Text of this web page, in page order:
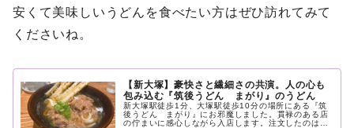
安くて美味しいうどんを食べたい方はぜひ訪れてみて
くださいね。
【新大塚】豪快さと繊細さの共演。人の心も
包み込む『筑後うどん まがり』のうどん
新大塚駅徒歩1分、大塚駅徒歩10分の場所にある『筑
後うどん まがり』にお邪魔しました。貫禄のある店
の佇まいに感心しながら入店します。注文したのは